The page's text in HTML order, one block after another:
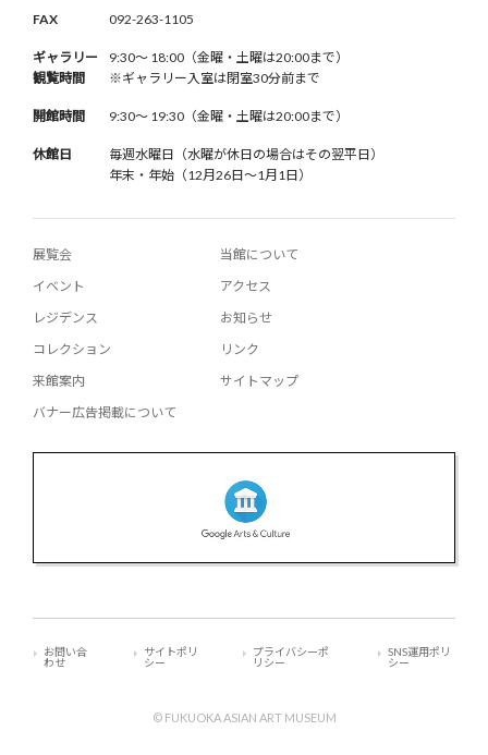
FAX 092-263-1105
ギャラリー
観覧時間
9:30〜 18:00（金曜・土曜は20:00まで）
※ギャラリー入室は閉室30分前まで
開館時間 9:30〜 19:30（金曜・土曜は20:00まで）
休館日
毎週水曜日（水曜が休日の場合はその翌平日）
年末・年始（12月26日〜1月1日）
展覧会
イベント
レジデンス
コレクション
来館案内
バナー広告掲載について
当館について
アクセス
お知らせ
リンク
サイトマップ
© FUKUOKA ASIAN ART MUSEUM
お問い合
わせ
サイトポリ
シー
プライバシーポ
リシー
SNS運用ポリ
シー